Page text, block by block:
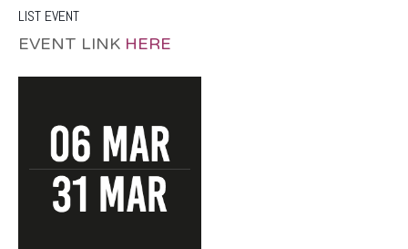
LIST EVENT
EVENT LINK HERE